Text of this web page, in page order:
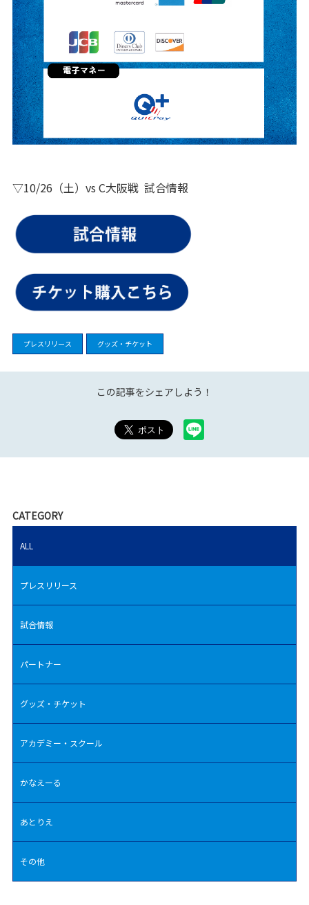
▽10/26（土）vs C大阪戦 試合情報
プレスリリース グッズ・チケット
この記事をシェアしよう！
CATEGORY
ALL
プレスリリース
試合情報
パートナー
グッズ・チケット
アカデミー・スクール
かなえーる
あとりえ
その他